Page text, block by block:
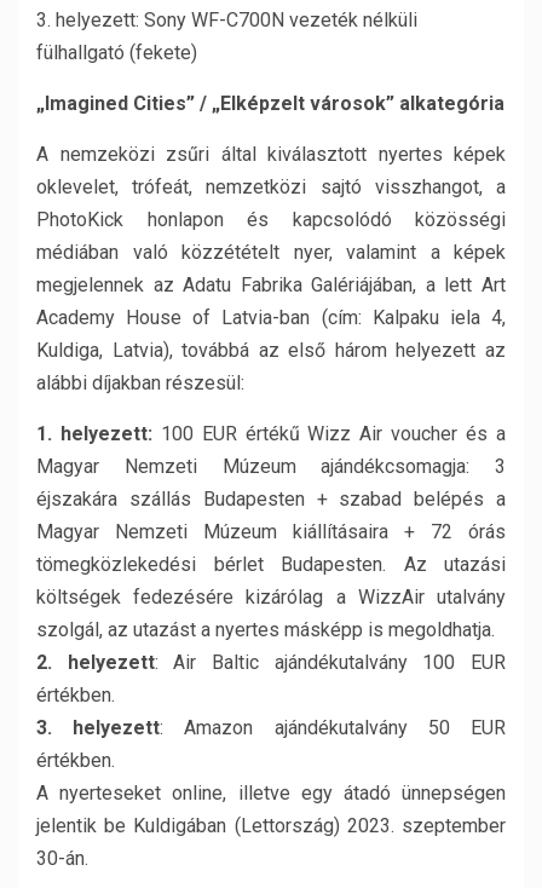
3. helyezett: Sony WF-C700N vezeték nélküli
fülhallgató (fekete)
„Imagined Cities” / „Elképzelt városok” alkategória
A nemzeközi zsűri által kiválasztott nyertes képek
oklevelet, trófeát, nemzetközi sajtó visszhangot, a
PhotoKick honlapon és kapcsolódó közösségi
médiában való közzétételt nyer, valamint a képek
megjelennek az Adatu Fabrika Galériájában, a lett Art
Academy House of Latvia-ban (cím: Kalpaku iela 4,
Kuldiga, Latvia), továbbá az első három helyezett az
alábbi díjakban részesül:
1. helyezett: 100 EUR értékű Wizz Air voucher és a
Magyar Nemzeti Múzeum ajándékcsomagja: 3
éjszakára szállás Budapesten + szabad belépés a
Magyar Nemzeti Múzeum kiállításaira + 72 órás
tömegközlekedési bérlet Budapesten. Az utazási
költségek fedezésére kizárólag a WizzAir utalvány
szolgál, az utazást a nyertes másképp is megoldhatja.
2. helyezett: Air Baltic ajándékutalvány 100 EUR
értékben.
3. helyezett: Amazon ajándékutalvány 50 EUR
értékben.
A nyerteseket online, illetve egy átadó ünnepségen
jelentik be Kuldigában (Lettország) 2023. szeptember
30-án.